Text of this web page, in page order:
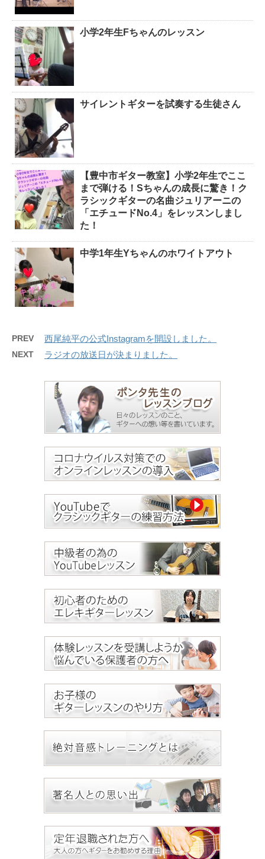
小学2年生Fちゃんのレッスン
サイレントギターを試奏する生徒さん
【豊中市ギター教室】小学2年生でここ
まで弾ける！Sちゃんの成長に驚き！ク
ラシックギターの名曲ジュリアーニの
「エチュードNo.4」をレッスンしまし
た！
中学1年生Yちゃんのホワイトアウト
PREV 西尾純平の公式Instagramを開設しました。
NEXT ラジオの放送日が決まりました。